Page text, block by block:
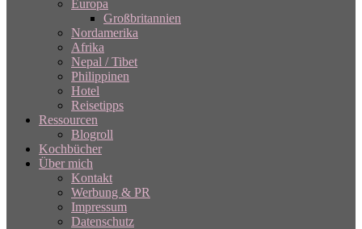
Europa
Großbritannien
Nordamerika
Afrika
Nepal / Tibet
Philippinen
Hotel
Reisetipps
Ressourcen
Blogroll
Kochbücher
Über mich
Kontakt
Werbung & PR
Impressum
Datenschutz